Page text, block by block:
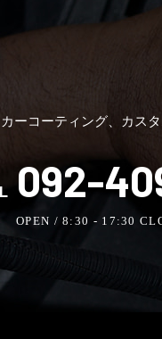
カーコーティング、カス
092-
OPEN / 8:30 - 17:30